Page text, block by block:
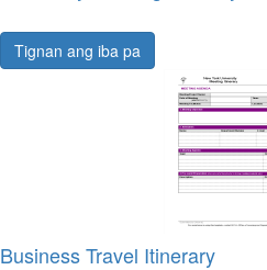
Tignan ang iba pa
Business Travel Itinerary